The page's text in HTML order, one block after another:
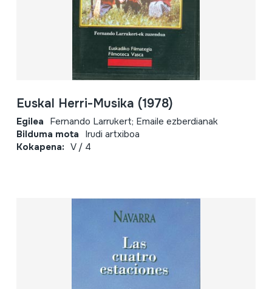
Euskal Herri-Musika (1978)
Egilea Fernando Larrukert; Emaile ezberdianak
Bilduma mota Irudi artxiboa
Kokapena: V / 4